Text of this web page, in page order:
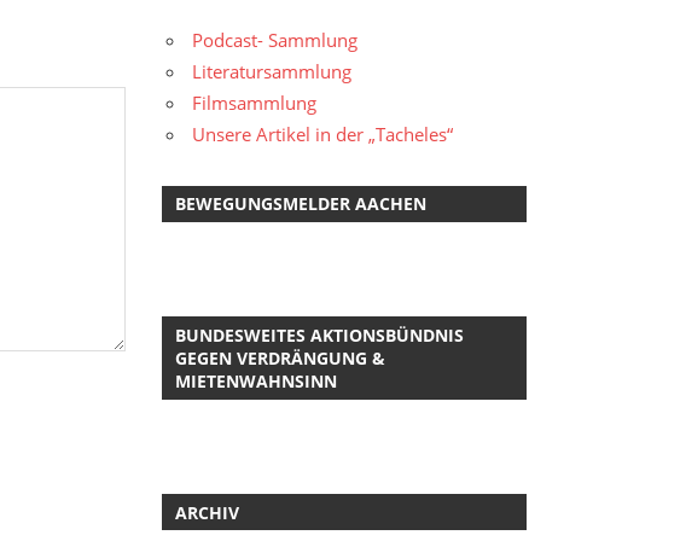
Podcast- Sammlung
Literatursammlung
Filmsammlung
Unsere Artikel in der „Tacheles“
BEWEGUNGSMELDER AACHEN
BUNDESWEITES AKTIONSBÜNDNIS
GEGEN VERDRÄNGUNG &
MIETENWAHNSINN
ARCHIV